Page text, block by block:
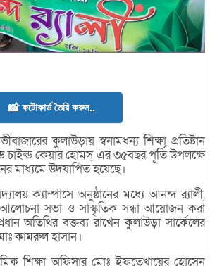
📸 ফটোকার্ড তৈরি করুন..
কুলাউড়ায় স্বনামধন্য শিক্ষা প্রতিষ্টান
চাইল্ড কেয়ার হোমস্ এর ৩৫বছর পূর্তি উপলক্ষে
মাধ্যমে উদযাপিত হয়েছে।
ক্যাম্পাসে অনুষ্ঠানের মধ্যে আনন্দ র‌্যালী,
আলোচনা সভা ও সাস্কৃতিক সন্ধা আয়োজন করা
অতিথির বক্তব্য রাখেন কুলাউড়া সার্কেলের
কামরুল হাসান।
শিক্ষা অফিসার মোঃ ইফতেখায়ের হোসেন